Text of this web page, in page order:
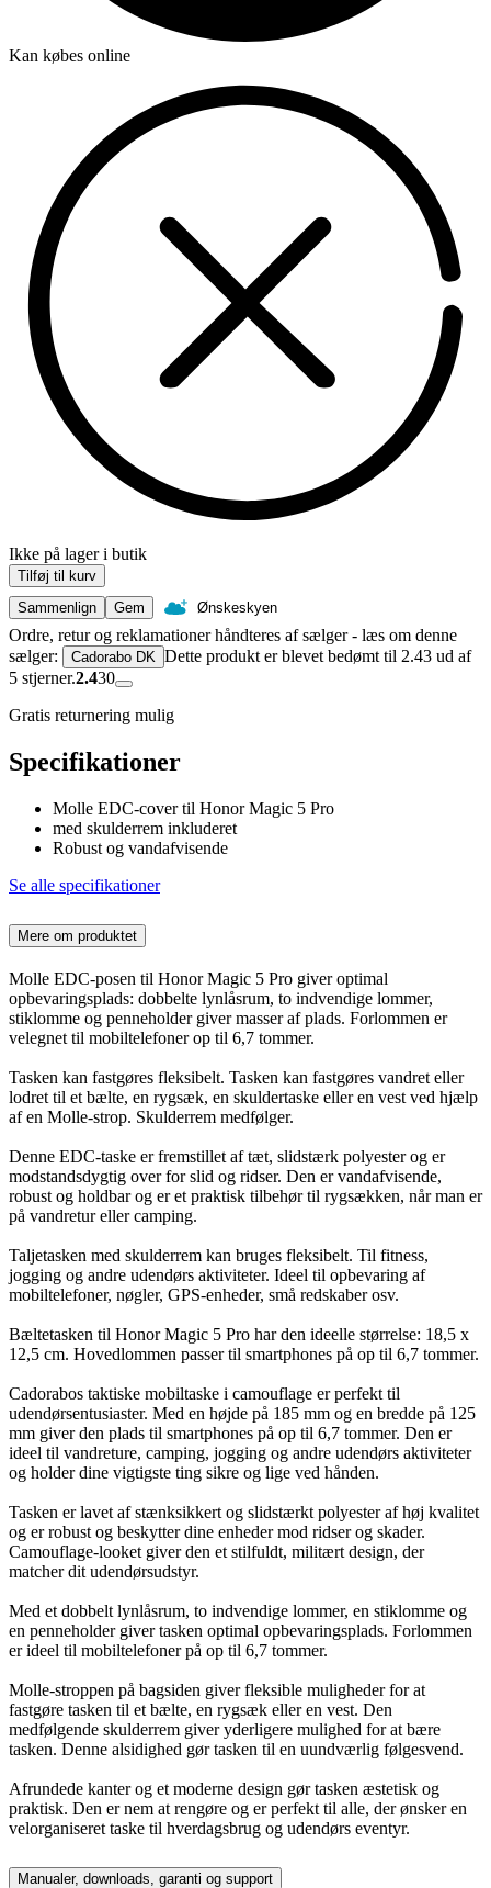
Kan købes online
Ikke på lager i butik
Tilføj til kurv
Sammenlign
Gem Ønskeskyen
Ordre, retur og reklamationer håndteres af sælger - læs om denne
sælger:
Cadorabo DK Dette produkt er blevet bedømt til 2.43 ud af
5 stjerner.2.430
Gratis returnering mulig
Specifikationer
Molle EDC-cover til Honor Magic 5 Pro
med skulderrem inkluderet
Robust og vandafvisende
Se alle specifikationer
Mere om produktet
Molle EDC-posen til Honor Magic 5 Pro giver optimal
opbevaringsplads: dobbelte lynlåsrum, to indvendige lommer,
stiklomme og penneholder giver masser af plads. Forlommen er
velegnet til mobiltelefoner op til 6,7 tommer.
Tasken kan fastgøres fleksibelt. Tasken kan fastgøres vandret eller
lodret til et bælte, en rygsæk, en skuldertaske eller en vest ved hjælp
af en Molle-strop. Skulderrem medfølger.
Denne EDC-taske er fremstillet af tæt, slidstærk polyester og er
modstandsdygtig over for slid og ridser. Den er vandafvisende,
robust og holdbar og er et praktisk tilbehør til rygsækken, når man er
på vandretur eller camping.
Taljetasken med skulderrem kan bruges fleksibelt. Til fitness,
jogging og andre udendørs aktiviteter. Ideel til opbevaring af
mobiltelefoner, nøgler, GPS-enheder, små redskaber osv.
Bæltetasken til Honor Magic 5 Pro har den ideelle størrelse: 18,5 x
12,5 cm. Hovedlommen passer til smartphones på op til 6,7 tommer.
Cadorabos taktiske mobiltaske i camouflage er perfekt til
udendørsentusiaster. Med en højde på 185 mm og en bredde på 125
mm giver den plads til smartphones på op til 6,7 tommer. Den er
ideel til vandreture, camping, jogging og andre udendørs aktiviteter
og holder dine vigtigste ting sikre og lige ved hånden.
Tasken er lavet af stænksikkert og slidstærkt polyester af høj kvalitet
og er robust og beskytter dine enheder mod ridser og skader.
Camouflage-looket giver den et stilfuldt, militært design, der
matcher dit udendørsudstyr.
Med et dobbelt lynlåsrum, to indvendige lommer, en stiklomme og
en penneholder giver tasken optimal opbevaringsplads. Forlommen
er ideel til mobiltelefoner på op til 6,7 tommer.
Molle-stroppen på bagsiden giver fleksible muligheder for at
fastgøre tasken til et bælte, en rygsæk eller en vest. Den
medfølgende skulderrem giver yderligere mulighed for at bære
tasken. Denne alsidighed gør tasken til en uundværlig følgesvend.
Afrundede kanter og et moderne design gør tasken æstetisk og
praktisk. Den er nem at rengøre og er perfekt til alle, der ønsker en
velorganiseret taske til hverdagsbrug og udendørs eventyr.
Manualer, downloads, garanti og support